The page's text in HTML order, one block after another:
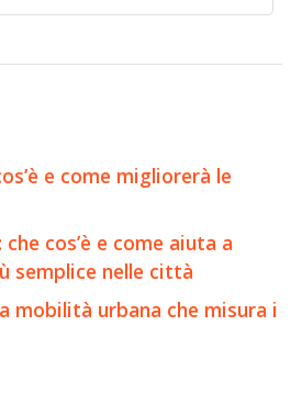
e come migliorerà le
cos’è e come aiuta a
semplice nelle città
mobilità urbana che misura i